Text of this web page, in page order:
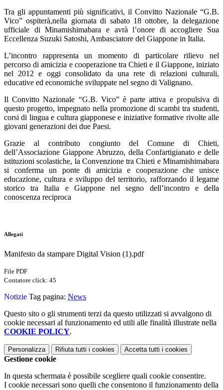
Tra gli appuntamenti più significativi, il Convitto Nazionale “G.B.
Vico” ospiterà,nella giornata di sabato 18 ottobre, la delegazione
ufficiale di Minamishimabara e avrà l’onore di accogliere Sua
Eccellenza Suzuki Satoshi, Ambasciatore del Giappone in Italia.
L’incontro rappresenta un momento di particolare rilievo nel
percorso di amicizia e cooperazione tra Chieti e il Giappone, iniziato
nel 2012 e oggi consolidato da una rete di relazioni culturali,
educative ed economiche sviluppate nel segno di Valignano.
Il Convitto Nazionale “G.B. Vico” è parte attiva e propulsiva di
questo progetto, impegnato nella promozione di scambi tra studenti,
corsi di lingua e cultura giapponese e iniziative formative rivolte alle
giovani generazioni dei due Paesi.
Grazie al contributo congiunto del Comune di Chieti,
dell’Associazione Giappone Abruzzo, della Confartigianato e delle
istituzioni scolastiche, la Convenzione tra Chieti e Minamishimabara
si conferma un ponte di amicizia e cooperazione che unisce
educazione, cultura e sviluppo del territorio, rafforzando il legame
storico tra Italia e Giappone nel segno dell’incontro e della
conoscenza reciproca
Allegati
Manifesto da stampare Digital Vision (1).pdf
File PDF
Contatore click: 45
Notizie Tag pagina: News
Questo sito o gli strumenti terzi da questo utilizzati si avvalgono di
cookie necessari al funzionamento ed utili alle finalità illustrate nella
COOKIE POLICY.
Personalizza Rifiuta tutti i cookies Accetta tutti i cookies
Gestione cookie
In questa schermata è possibile scegliere quali cookie consentire.
I cookie necessari sono quelli che consentono il funzionamento della